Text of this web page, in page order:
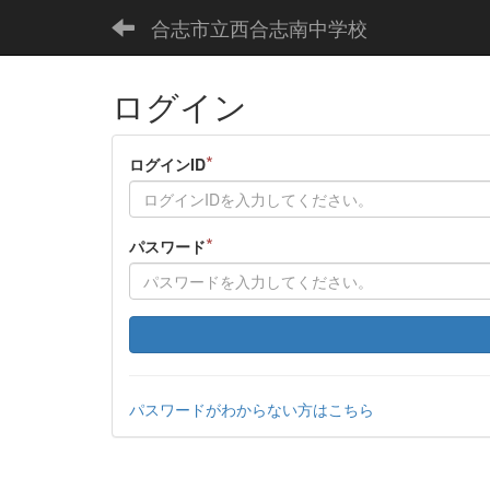
合志市立西合志南中学校
ログイン
ログインID*
パスワード*
パスワードがわからない方はこちら